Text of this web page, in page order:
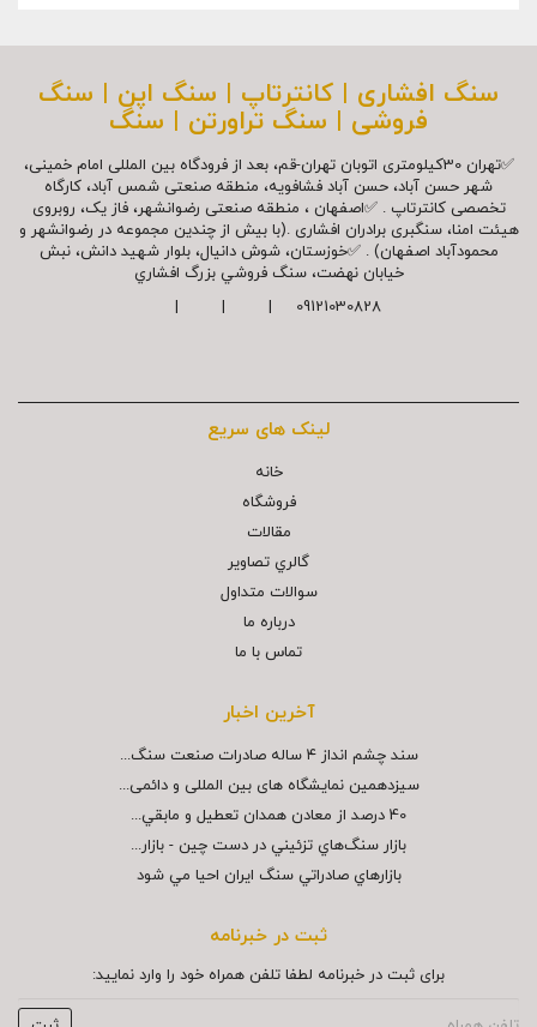
سنگ افشاری | کانترتاپ | سنگ اپن | سنگ
فروشی | سنگ تراورتن | سنگ
✅تهران 30کیلومتری اتوبان تهران-قم، بعد از فرودگاه بین المللی امام خمینی،
شهر حسن آباد، حسن آباد فشافویه، منطقه صنعتی شمس آباد، کارگاه
تخصصی کانترتاپ . ✅اصفهان ، منطقه صنعتی رضوانشهر، فاز یک، روبروی
هیئت امنا، سنگبری برادران افشاری .(با بیش از چندین مجموعه در رضوانشهر و
محمودآباد اصفهان) . ✅خوزستان، شوش دانیال، بلوار شهيد دانش، نبش
خیابان نهضت، سنگ فروشي بزرگ افشاري
09121030828 | | |
لینک های سریع
خانه
فروشگاه
مقالات
گالري تصاوير
سوالات متداول
درباره ما
تماس با ما
آخرین اخبار
سند چشم انداز ۴ ساله صادرات صنعت سنگ...
سیزدهمین نمایشگاه های بین المللی و دائمی...
40 درصد از معادن همدان تعطيل و مابقي...
بازار سنگ‌هاي تزئيني در دست چين - بازار...
بازارهاي صادراتي سنگ ايران احيا مي شود
ثبت در خبرنامه
برای ثبت در خبرنامه لطفا تلفن همراه خود را وارد نمایید: